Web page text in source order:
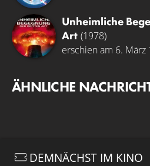
Unheimliche
Art (1978)
erschien am 6. März
ÄHNLICHE
DEMNÄCHST IM KINO